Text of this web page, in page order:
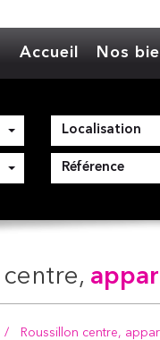
Accueil Nos
Localisation
centre,
Roussillon centre,